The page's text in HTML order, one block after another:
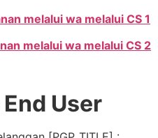
melalui wa melalui CS 1
melalui wa melalui CS 2
User